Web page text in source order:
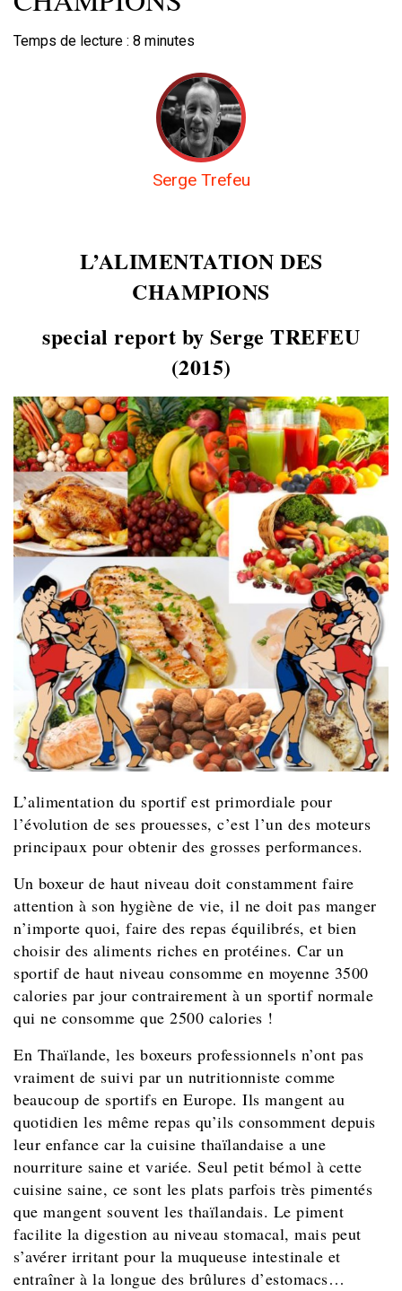
Temps de lecture : 8 minutes
Serge Trefeu
L’ALIMENTATION DES
CHAMPIONS
special report by Serge TREFEU
(2015)
L’alimentation du sportif est primordiale pour
l’évolution de ses prouesses, c’est l’un des moteurs
principaux pour obtenir des grosses performances.
Un boxeur de haut niveau doit constamment faire
attention à son hygiène de vie, il ne doit pas manger
n’importe quoi, faire des repas équilibrés, et bien
choisir des aliments riches en protéines. Car un
sportif de haut niveau consomme en moyenne 3500
calories par jour contrairement à un sportif normale
qui ne consomme que 2500 calories !
En Thaïlande, les boxeurs professionnels n’ont pas
vraiment de suivi par un nutritionniste comme
beaucoup de sportifs en Europe. Ils mangent au
quotidien les même repas qu’ils consomment depuis
leur enfance car la cuisine thaïlandaise a une
nourriture saine et variée. Seul petit bémol à cette
cuisine saine, ce sont les plats parfois très pimentés
que mangent souvent les thaïlandais. Le piment
facilite la digestion au niveau stomacal, mais peut
s’avérer irritant pour la muqueuse intestinale et
entraîner à la longue des brûlures d’estomacs…